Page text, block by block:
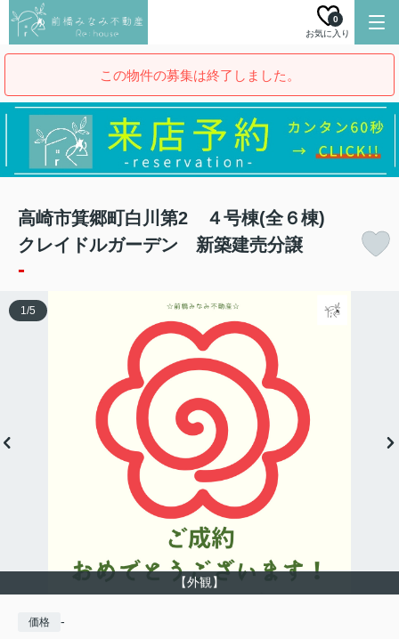
お気に入り
0
この物件の募集は終了しました。
高崎市箕郷町白川第2 ４号棟(全６棟)
クレイドルガーデン 新築建売分譲
-
【外観】
1/5
価格 -